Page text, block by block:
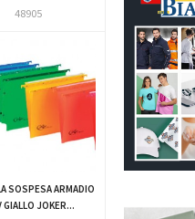
48905
SOSPESA ARMADIO
GIALLO JOKER...